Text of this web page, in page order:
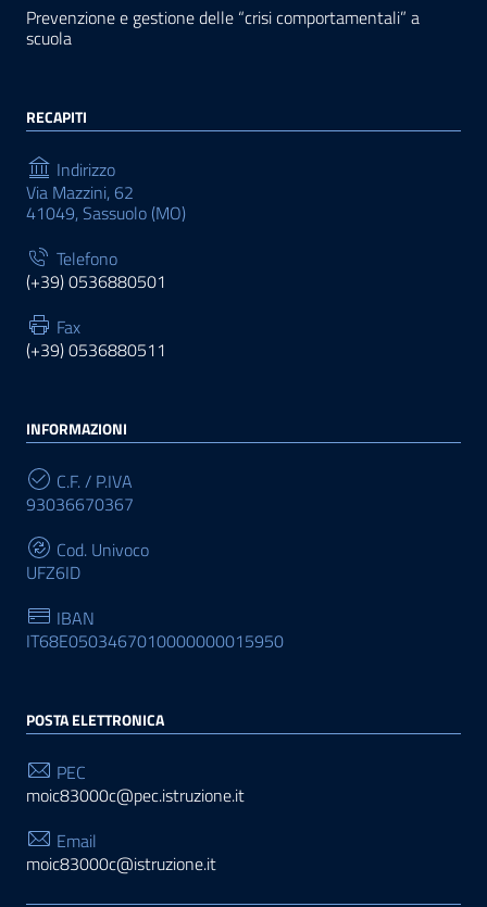
Prevenzione e gestione delle “crisi comportamentali” a
scuola
RECAPITI
Indirizzo
Via Mazzini, 62
41049, Sassuolo (MO)
Telefono
(+39) 0536880501
Fax
(+39) 0536880511
INFORMAZIONI
C.F. / P.IVA
93036670367
Cod. Univoco
UFZ6ID
IBAN
IT68E0503467010000000015950
POSTA ELETTRONICA
PEC
moic83000c@pec.istruzione.it
Email
moic83000c@istruzione.it